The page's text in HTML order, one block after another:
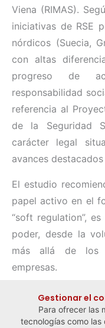
Viena (RIMAS).
iniciativas de RSE
nórdicos (Suecia,
con altas
progreso de
responsabilidad
referencia al
de la Seguridad
carácter legal
avances
El estudio
papel activo en el
“soft regulation”,
poder, desde la
más allá de los
empresas.
Gestionar el
Para ofrecer las
tecnologías como